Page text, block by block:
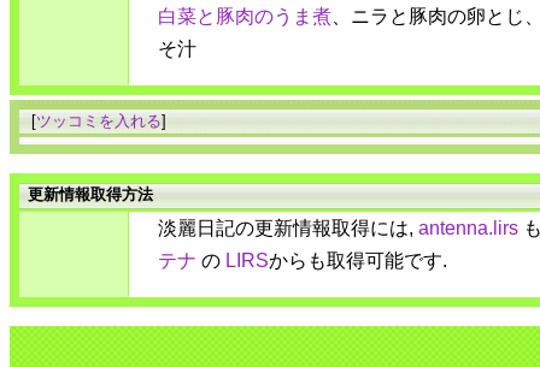
白菜と豚肉のうま煮 、ニラと豚肉の卵とじ
そ汁
[ツッコミを入れる]
更新情報取得方法
淡麗日記の更新情報取得には, antenna.lirs
テナ の LIRSからも取得可能です.